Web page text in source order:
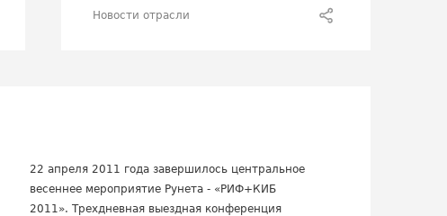
Новости отрасли
22 апреля 2011 года завершилось центральное
весеннее мероприятие Рунета - «РИФ+КИБ
2011». Трехдневная выездная конференция